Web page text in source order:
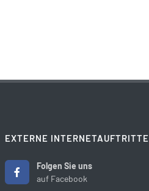
EXTERNE INTERNETAUFTRITTE
Folgen Sie uns
auf Facebook